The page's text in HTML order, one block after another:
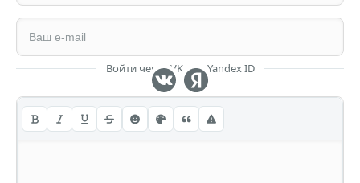
Войти через VK или Yandex ID